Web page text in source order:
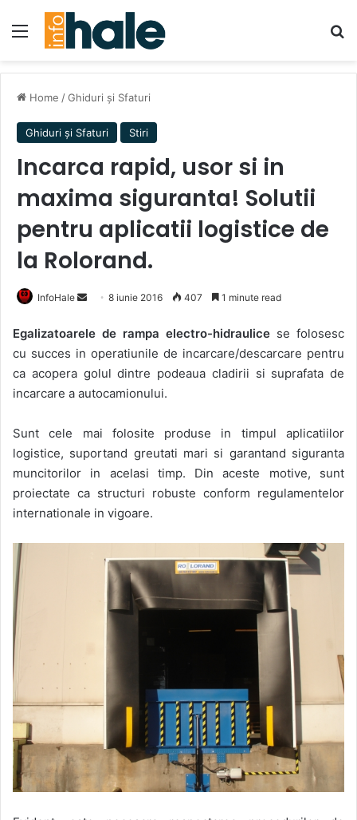
Menu
Home /Ghiduri și Sfaturi
Ghiduri și Sfaturi Stiri
Incarca rapid, usor si in
maxima siguranta! Solutii
pentru aplicatii logistice de
la Rolorand.
InfoHale
Send
email
8 iunie 2016 407 1 minute read
Egalizatoarele de rampa electro-hidraulice se folosesc
cu succes in operatiunile de incarcare/descarcare pentru
ca acopera golul dintre podeaua cladirii si suprafata de
incarcare a autocamionului.
Sunt cele mai folosite produse in timpul aplicatiilor
logistice, suportand greutati mari si garantand siguranta
muncitorilor in acelasi timp. Din aceste motive, sunt
proiectate ca structuri robuste conform regulamentelor
internationale in vigoare.